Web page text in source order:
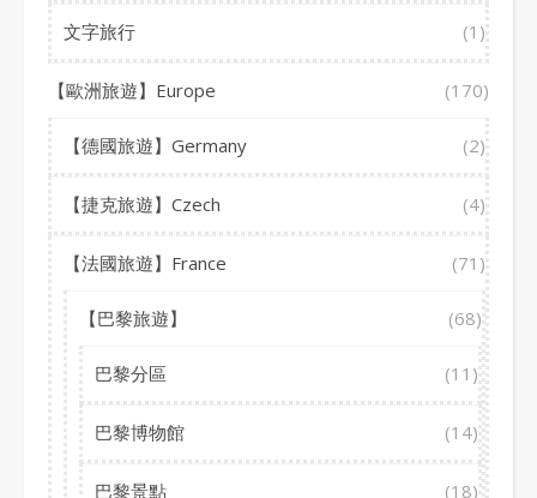
文字旅行 (1)
【歐洲旅遊】Europe (170)
【德國旅遊】Germany (2)
【捷克旅遊】Czech (4)
【法國旅遊】France (71)
【巴黎旅遊】 (68)
巴黎分區 (11)
巴黎博物館 (14)
巴黎景點 (18)